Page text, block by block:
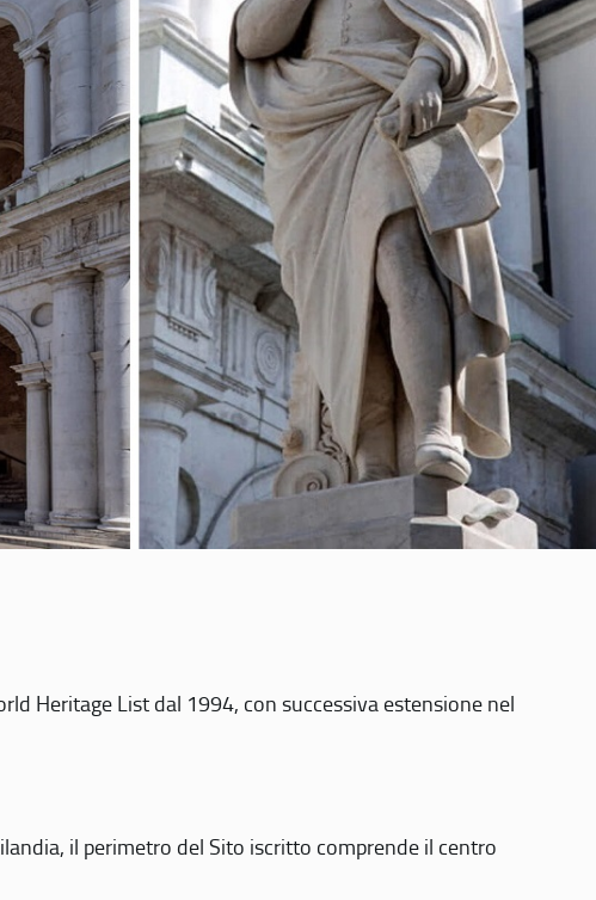
Heritage List dal 1994, con successiva estensione nel
il perimetro del Sito iscritto comprende il centro